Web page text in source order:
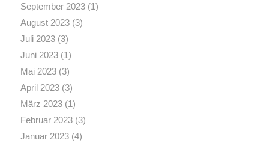
September 2023(1)
August 2023(3)
Juli 2023(3)
Juni 2023(1)
Mai 2023(3)
April 2023(3)
März 2023(1)
Februar 2023(3)
Januar 2023(4)